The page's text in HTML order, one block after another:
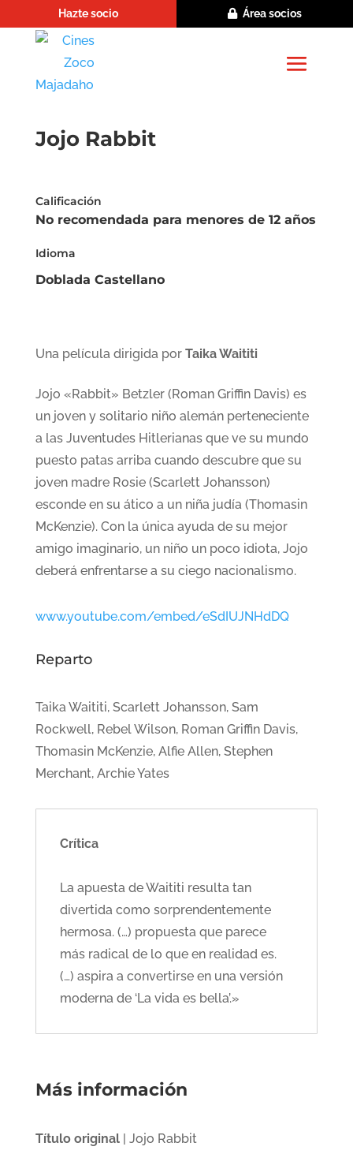
Hazte socio Área socios
Jojo Rabbit
Calificación
No recomendada para menores de 12 años
Idioma
Doblada Castellano
Una película dirigida por Taika Waititi
Jojo «Rabbit» Betzler (Roman Griffin Davis) es
un joven y solitario niño alemán perteneciente
a las Juventudes Hitlerianas que ve su mundo
puesto patas arriba cuando descubre que su
joven madre Rosie (Scarlett Johansson)
esconde en su ático a un niña judía (Thomasin
McKenzie). Con la única ayuda de su mejor
amigo imaginario, un niño un poco idiota, Jojo
deberá enfrentarse a su ciego nacionalismo.
www.youtube.com/embed/eSdIUJNHdDQ
Reparto
Taika Waititi, Scarlett Johansson, Sam
Rockwell, Rebel Wilson, Roman Griffin Davis,
Thomasin McKenzie, Alfie Allen, Stephen
Merchant, Archie Yates
Crítica
La apuesta de Waititi resulta tan
divertida como sorprendentemente
hermosa. (…) propuesta que parece
más radical de lo que en realidad es.
(…) aspira a convertirse en una versión
moderna de ‘La vida es bella’.»
Más información
Título original| Jojo Rabbit